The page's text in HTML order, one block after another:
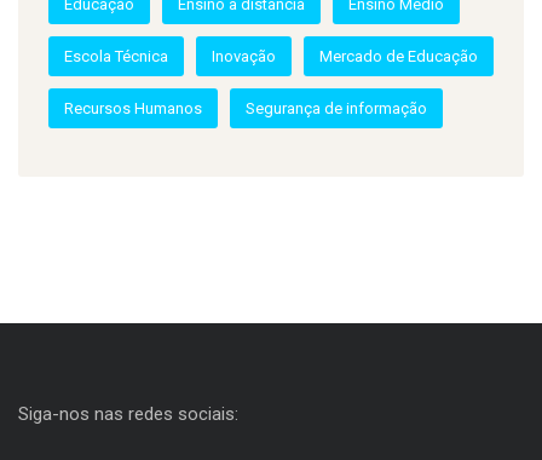
Escola Técnica Inovação Mercado de Educação
Recursos Humanos Segurança de informação